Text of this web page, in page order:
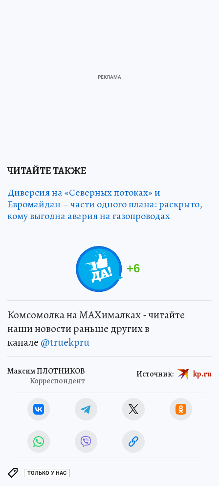
ЧИТАЙТЕ ТАКЖЕ
Диверсия на «Северных потоках» и
Евромайдан – части одного плана: раскрыто,
кому выгодна авария на газопроводах
+6
Комсомолка на MAXималках - читайте
наши новости раньше других в
канале @truekpru
Максим ПЛОТНИКОВ
Корреспондент
Источник: kp.ru
ТОЛЬКО У НАС